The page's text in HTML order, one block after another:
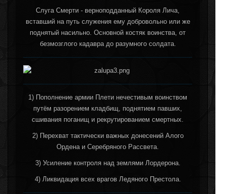
Слуга Смерти - верноподданный Короля Лича,
вставший на путь служения ему добровольно или же
поднятый насильно. Основной костяк воинства, от
безмозглого кадавра до разумного солдата.
1) Пополнение армии Плети нечестивым воинством
путём разорением кладбищ, поднятием павших,
сшивания поганищ и рекрутированием смертных.
2) Перехват тактически важных донесений Алого
Ордена и Серебряного Рассвета.
3) Усиление контроля над землями Лордерона.
4) Ликвидация всех врагов Ледяного Престола.